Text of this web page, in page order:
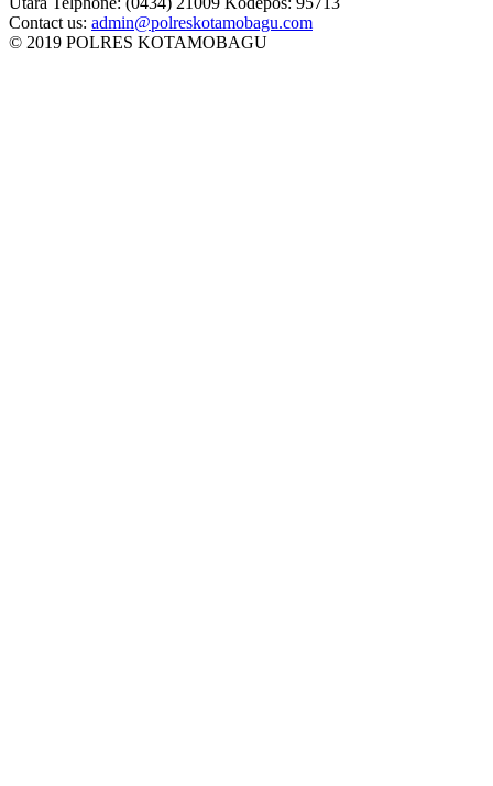
Contact us: admin@polreskotamobagu.com
© 2019 POLRES KOTAMOBAGU